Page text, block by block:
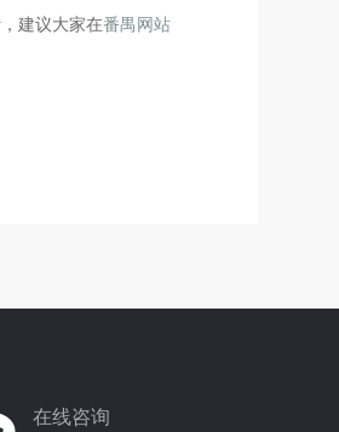
建议大家在番禺网站
在线咨询